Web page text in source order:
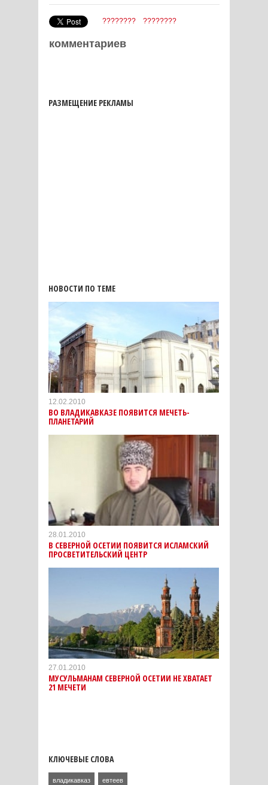
???????? ????????
комментариев
РАЗМЕЩЕНИЕ РЕКЛАМЫ
НОВОСТИ ПО ТЕМЕ
12.02.2010
ВО ВЛАДИКАВКАЗЕ ПОЯВИТСЯ МЕЧЕТЬ-
ПЛАНЕТАРИЙ
28.01.2010
В СЕВЕРНОЙ ОСЕТИИ ПОЯВИТСЯ ИСЛАМСКИЙ
ПРОСВЕТИТЕЛЬСКИЙ ЦЕНТР
27.01.2010
МУСУЛЬМАНАМ СЕВЕРНОЙ ОСЕТИИ НЕ ХВАТАЕТ
21 МЕЧЕТИ
КЛЮЧЕВЫЕ СЛОВА
владикавказ евтеев